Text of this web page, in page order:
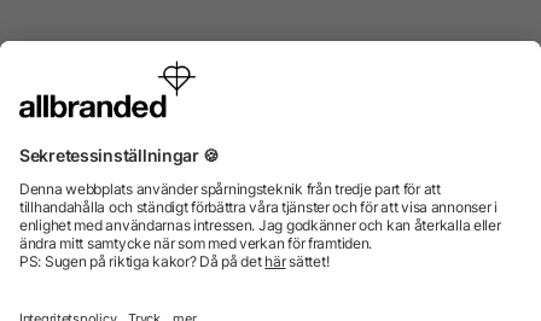
Internationellt
enbart till företag, institutioner, föreningar och